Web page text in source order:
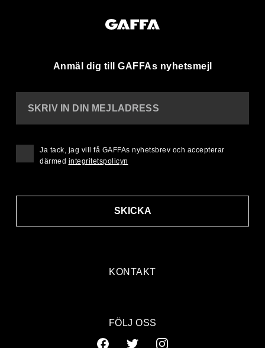
Anmäl dig till GAFFAs nyhetsmejl
KONTAKT
SKRIV IN DIN MEJLADRESS
SKICKA
Ja tack, jag vill få GAFFAs nyhetsbrev och accepterar
därmed integritetspolicyn
FÖLJ OSS